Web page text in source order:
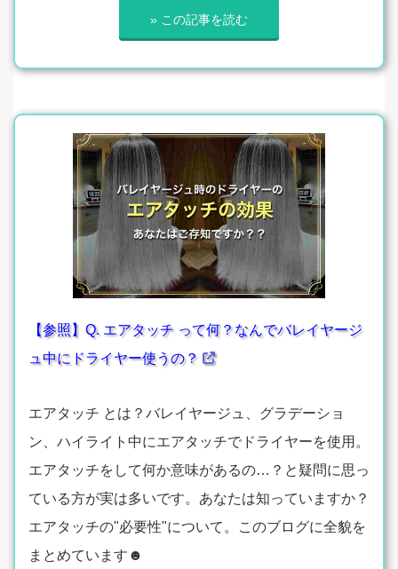
» この記事を読む
【参照】Q. エアタッチ って何？なんでバレイヤージ
ュ中にドライヤー使うの？
エアタッチ とは？バレイヤージュ、グラデーショ
ン、ハイライト中にエアタッチでドライヤーを使用。
エアタッチをして何か意味があるの…？と疑問に思っ
ている方が実は多いです。あなたは知っていますか？
エアタッチの"必要性"について。このブログに全貌を
まとめています☻